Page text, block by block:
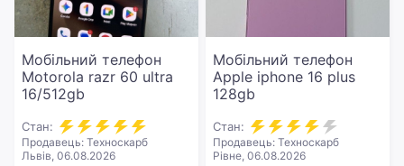
Мобільний телефон
Motorola razr 60 ultra
16/512gb
Стан:
Продавець: Техноскарб
Львів, 06.08.2026
Мобільний телефон
Apple iphone 16 plus
128gb
Стан:
Продавець: Техноскарб
Рівне, 06.08.2026